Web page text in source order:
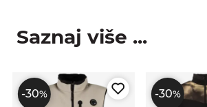
Saznaj više ...
-30% -30%